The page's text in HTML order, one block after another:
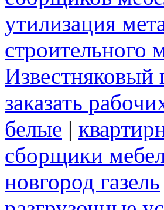
утилизация
строительного
Известняковый
заказать
белые |
сборщики
новгород газель